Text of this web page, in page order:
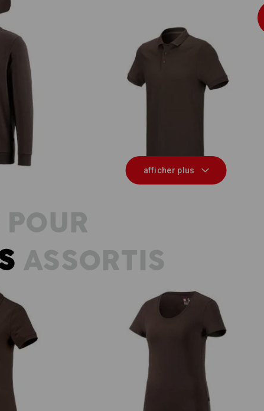
cotton e.s. Pique-Polo cotton stretch
afficher plus
ASSORTIS
e.s. T-shirt cotton stretch, femmes